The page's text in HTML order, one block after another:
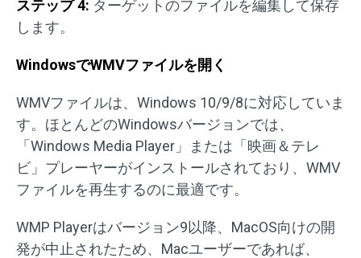
ステップ 4: ターゲットのファイルを編集して保存
します。
WindowsでWMVファイルを開く
WMVファイルは、Windows 10/9/8に対応していま
す。ほとんどのWindowsバージョンでは、
「Windows Media Player」または「映画＆テレ
ビ」プレーヤーがインストールされており、WMV
ファイルを再生するのに最適です。
WMP Playerはバージョン9以降、MacOS向けの開
発が中止されたため、Macユーザーであれば、